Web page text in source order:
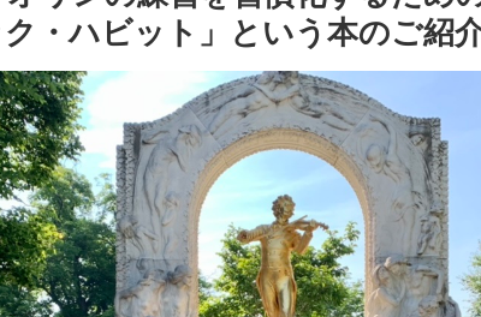
・ハビット」という本のご紹